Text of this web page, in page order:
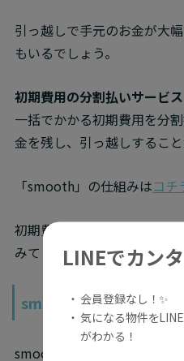
LINEでカン
・ 会員登録なし！✨
・ 気になる物件を
がわかる！
引っ越しで手元のお金が大
もいるでしょう。
初期費用の分割払いサービ
一括でかかる初期費用を分
金を残し、引っ越しすること
「smooth」の仕組みはコチ
初期費用を抑えたい方は、
みてください。
smooth利用者の声
smoothは、累計300,000人が